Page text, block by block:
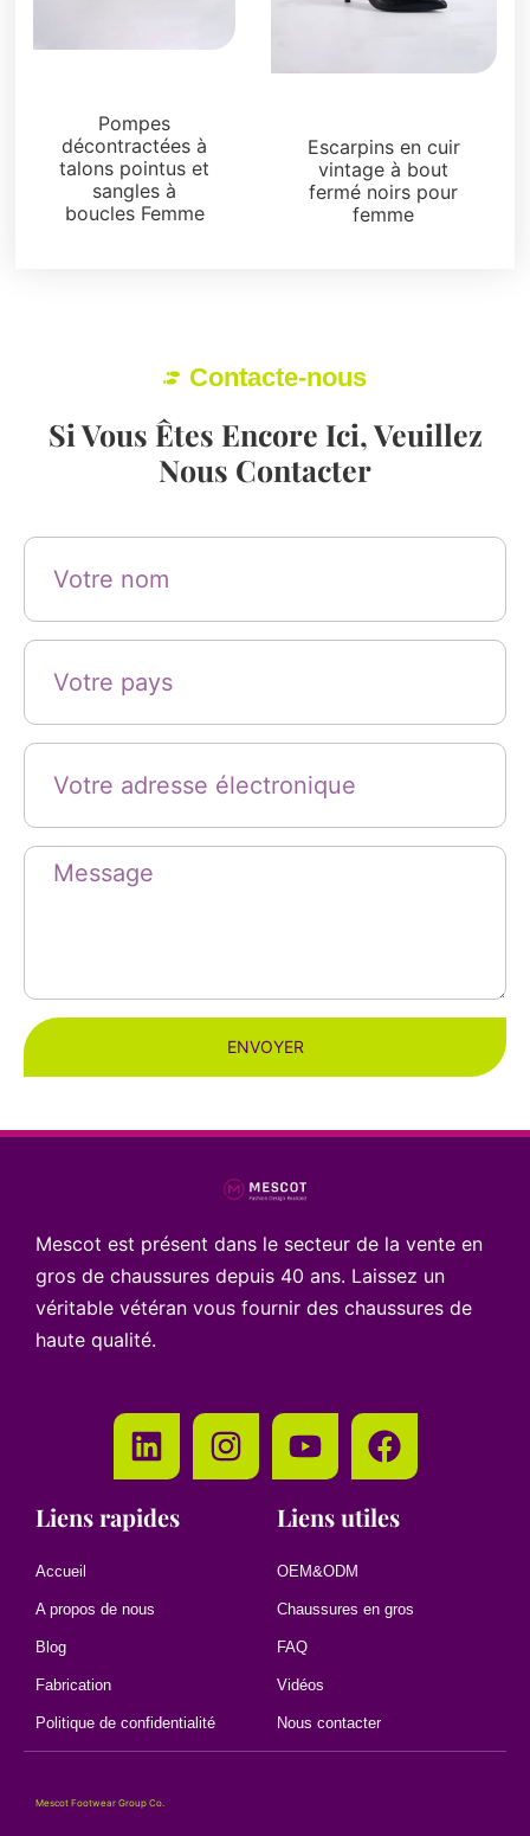
Pompes
décontractées à
talons pointus et
sangles à
boucles Femme
Escarpins en cuir
vintage à bout
fermé noirs pour
femme
Contacte-nous
Si Vous Êtes Encore Ici, Veuillez
Nous Contacter
ENVOYER
Mescot est présent dans le secteur de la vente en
gros de chaussures depuis 40 ans. Laissez un
véritable vétéran vous fournir des chaussures de
haute qualité.
Liens rapides
Accueil
A propos de nous
Blog
Fabrication
Politique de confidentialité
Liens utiles
OEM&ODM
Chaussures en gros
FAQ
Vidéos
Nous contacter
Mescot Footwear Group Co.